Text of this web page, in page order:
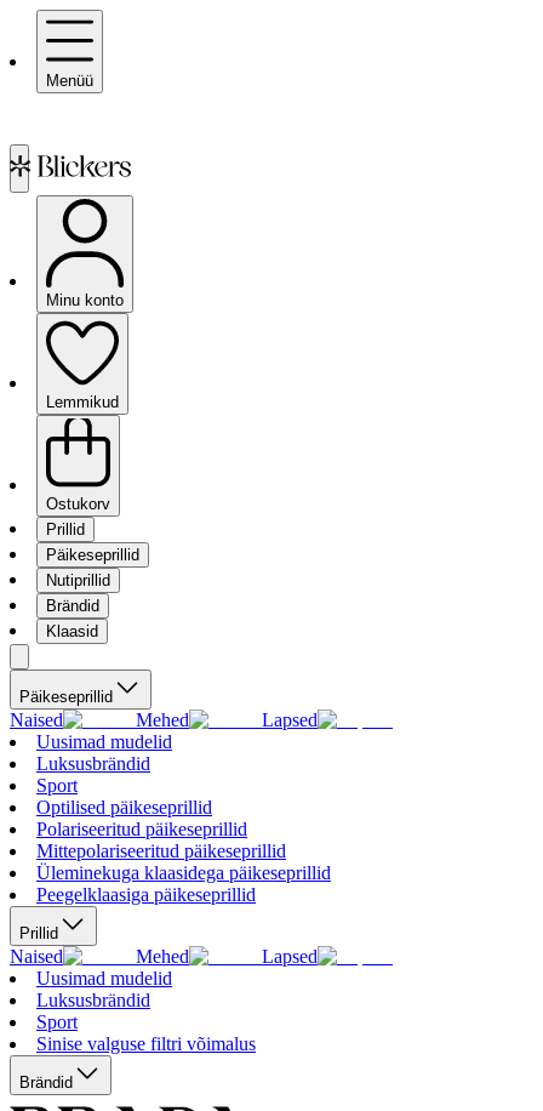
Menüü
Minu konto
Lemmikud
Ostukorv
Prillid
Päikeseprillid
Nutiprillid
Brändid
Klaasid
Päikeseprillid
Naised Mehed
Lapsed
Uusimad mudelid
Luksusbrändid
Sport
Optilised päikeseprillid
Polariseeritud päikeseprillid
Mittepolariseeritud päikeseprillid
Üleminekuga klaasidega päikeseprillid
Peegelklaasiga päikeseprillid
Prillid
Naised Mehed
Lapsed
Uusimad mudelid
Luksusbrändid
Sport
Sinise valguse filtri võimalus
Brändid